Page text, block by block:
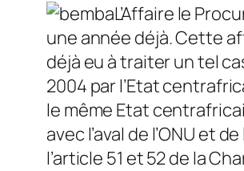
L’Affaire le
une année déjà. Cette
déjà eu à traiter un tel
2004 par l’Etat
le même Etat
avec l’aval de l’ONU et
l’article 51 et 52 de la